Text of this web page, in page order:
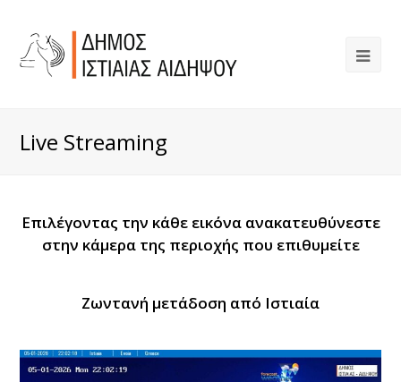
Live Streaming
Επιλέγοντας την κάθε εικόνα ανακατευθύνεστε
στην κάμερα της περιοχής που επιθυμείτε
Ζωντανή μετάδοση από Ιστιαία